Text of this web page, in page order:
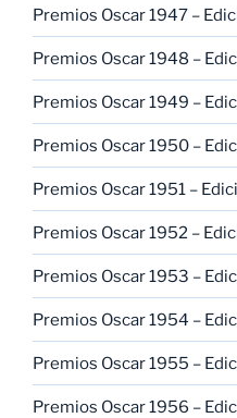
Premios Oscar 1947 –
Premios Oscar 1948 –
Premios Oscar 1949 –
Premios Oscar 1950 –
Premios Oscar 1951 –
Premios Oscar 1952 –
Premios Oscar 1953 –
Premios Oscar 1954 –
Premios Oscar 1955 –
Premios Oscar 1956 –